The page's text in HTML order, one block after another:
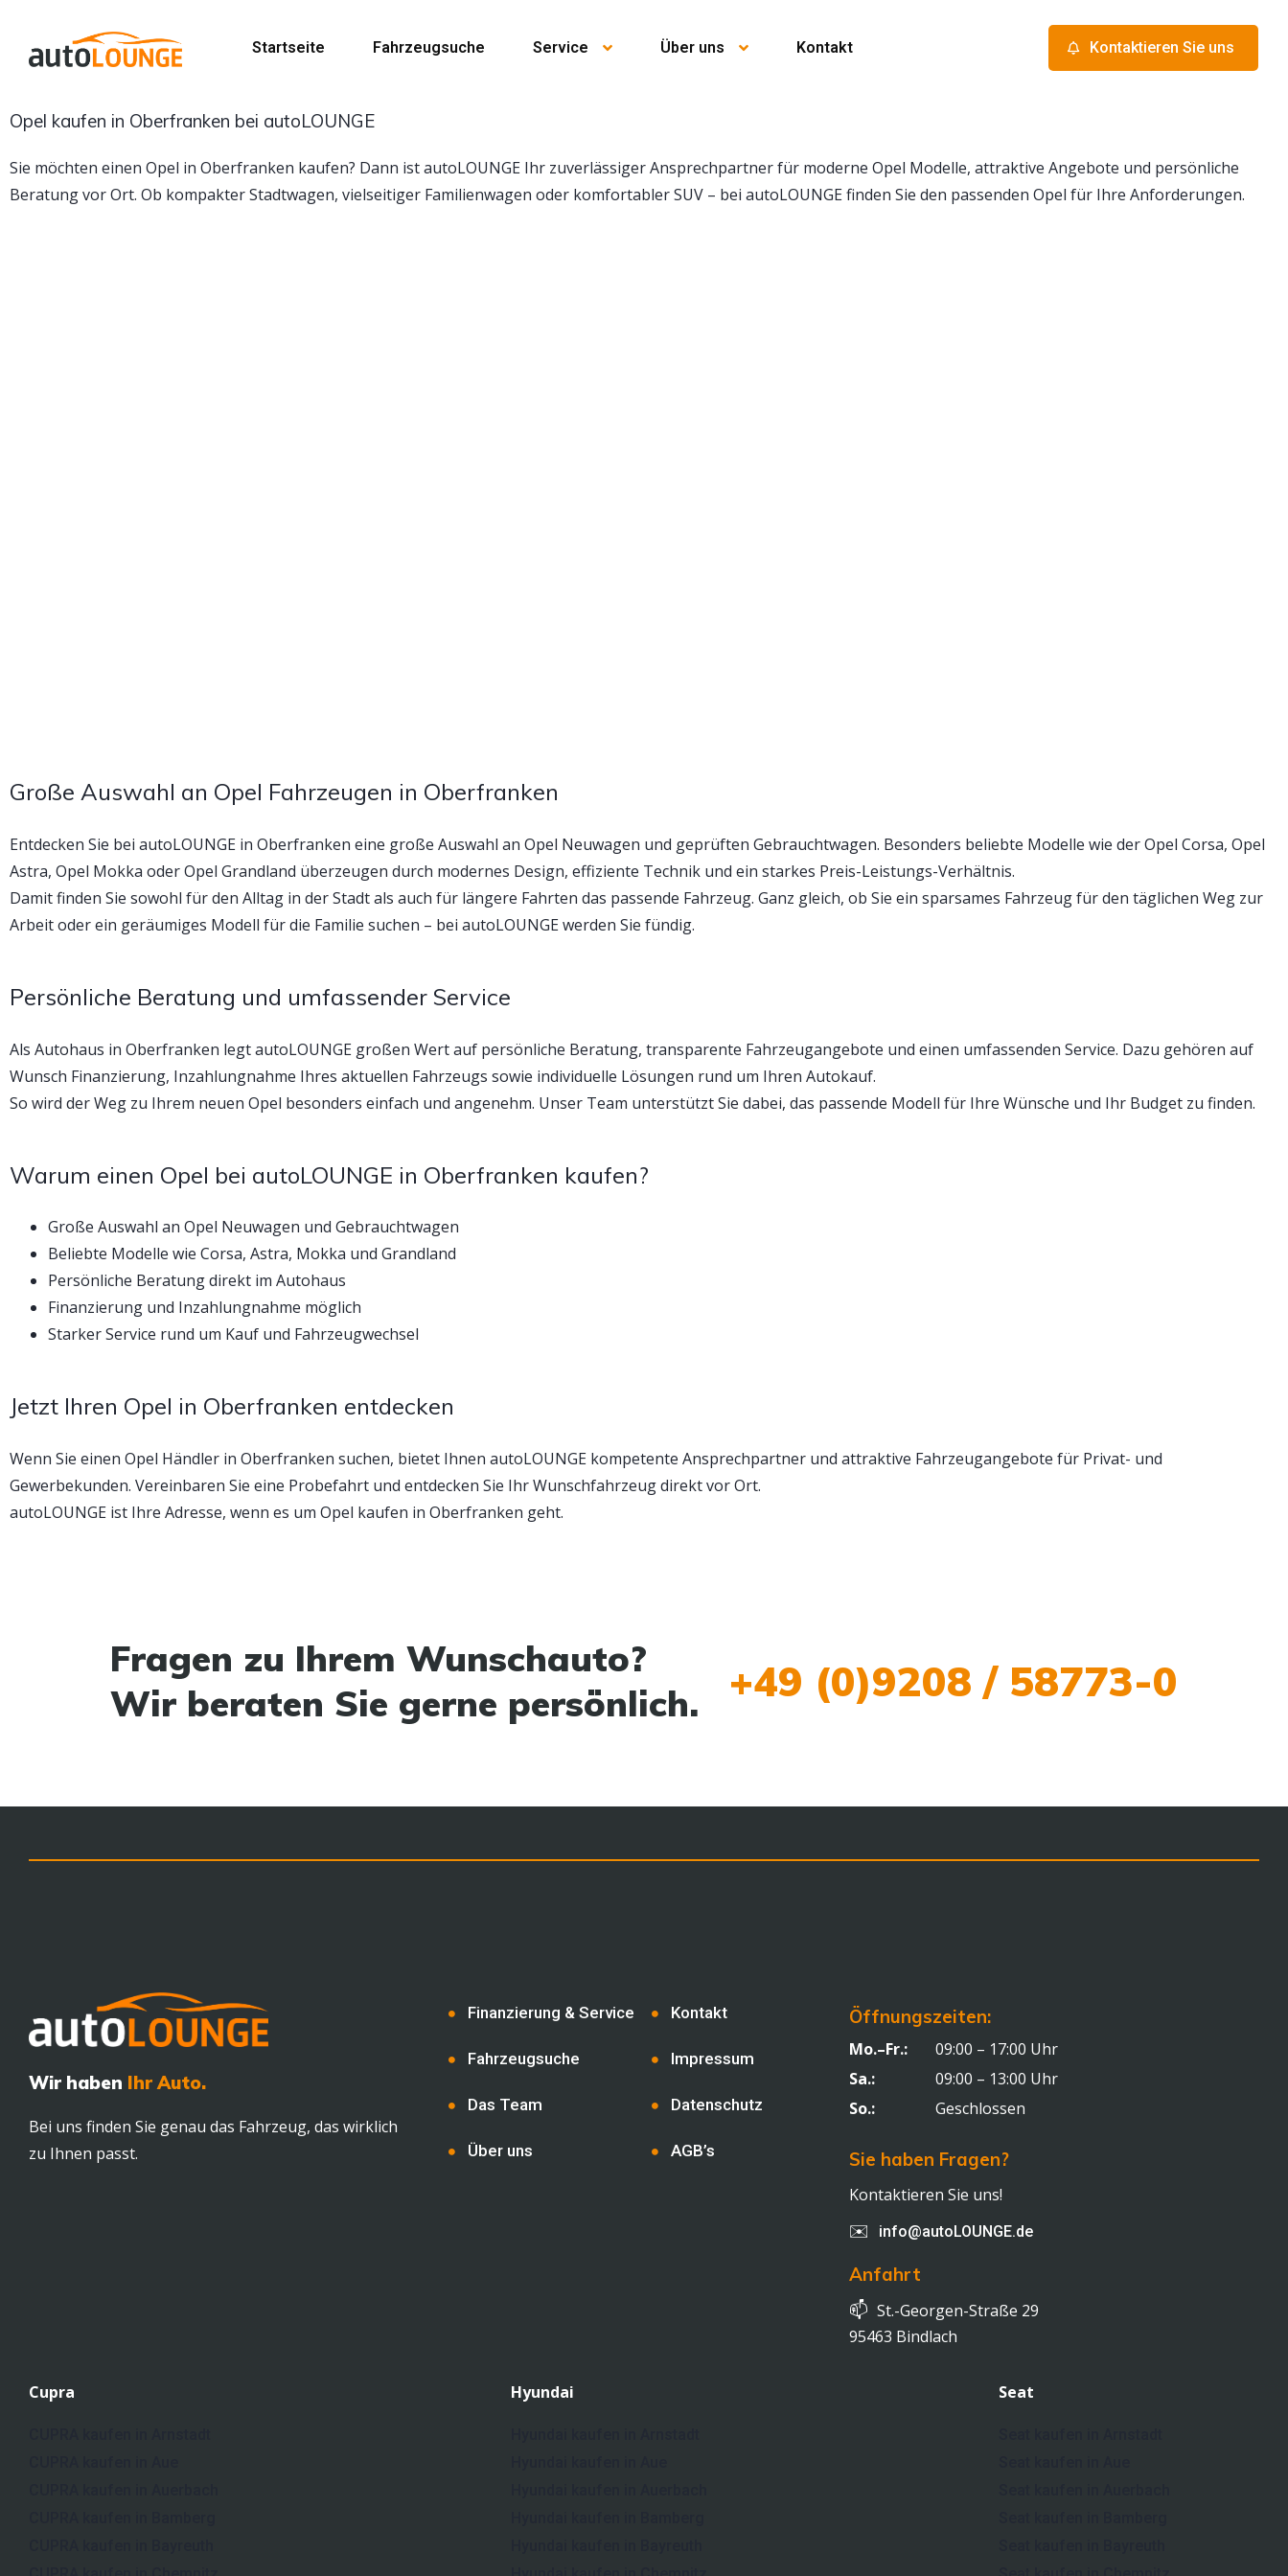
Startseite Fahrzeugsuche Service Über uns Kontakt Kontaktieren Sie uns
Opel kaufen in Oberfranken bei autoLOUNGE
Sie möchten einen Opel in Oberfranken kaufen? Dann ist autoLOUNGE Ihr zuverlässiger Ansprechpartner für moderne Opel Modelle, attraktive Angebote und persönliche
Beratung vor Ort. Ob kompakter Stadtwagen, vielseitiger Familienwagen oder komfortabler SUV – bei autoLOUNGE finden Sie den passenden Opel für Ihre Anforderungen.
Große Auswahl an Opel Fahrzeugen in Oberfranken
Entdecken Sie bei autoLOUNGE in Oberfranken eine große Auswahl an Opel Neuwagen und geprüften Gebrauchtwagen. Besonders beliebte Modelle wie der Opel Corsa, Opel
Astra, Opel Mokka oder Opel Grandland überzeugen durch modernes Design, effiziente Technik und ein starkes Preis-Leistungs-Verhältnis.
Damit finden Sie sowohl für den Alltag in der Stadt als auch für längere Fahrten das passende Fahrzeug. Ganz gleich, ob Sie ein sparsames Fahrzeug für den täglichen Weg zur
Arbeit oder ein geräumiges Modell für die Familie suchen – bei autoLOUNGE werden Sie fündig.
Persönliche Beratung und umfassender Service
Als Autohaus in Oberfranken legt autoLOUNGE großen Wert auf persönliche Beratung, transparente Fahrzeugangebote und einen umfassenden Service. Dazu gehören auf
Wunsch Finanzierung, Inzahlungnahme Ihres aktuellen Fahrzeugs sowie individuelle Lösungen rund um Ihren Autokauf.
So wird der Weg zu Ihrem neuen Opel besonders einfach und angenehm. Unser Team unterstützt Sie dabei, das passende Modell für Ihre Wünsche und Ihr Budget zu finden.
Warum einen Opel bei autoLOUNGE in Oberfranken kaufen?
Große Auswahl an Opel Neuwagen und Gebrauchtwagen
Beliebte Modelle wie Corsa, Astra, Mokka und Grandland
Persönliche Beratung direkt im Autohaus
Finanzierung und Inzahlungnahme möglich
Starker Service rund um Kauf und Fahrzeugwechsel
Jetzt Ihren Opel in Oberfranken entdecken
Wenn Sie einen Opel Händler in Oberfranken suchen, bietet Ihnen autoLOUNGE kompetente Ansprechpartner und attraktive Fahrzeugangebote für Privat- und
Gewerbekunden. Vereinbaren Sie eine Probefahrt und entdecken Sie Ihr Wunschfahrzeug direkt vor Ort.
autoLOUNGE ist Ihre Adresse, wenn es um Opel kaufen in Oberfranken geht.
Fragen zu Ihrem Wunschauto?
Wir beraten Sie gerne persönlich.
+49 (0)9208 / 58773-0
Wir haben Ihr Auto.
Bei uns finden Sie genau das Fahrzeug, das wirklich
zu Ihnen passt.
Finanzierung & Service Kontakt
Fahrzeugsuche Impressum
Das Team Datenschutz
Über uns AGB’s
Öffnungszeiten:
Mo.–Fr.:
09:00 – 17:00 Uhr
Sa.:
09:00 – 13:00 Uhr
So.:
Geschlossen
Sie haben Fragen?
Kontaktieren Sie uns!
✉️ info@autoLOUNGE.de
Anfahrt
📫 St.-Georgen-Straße 29
95463 Bindlach
Cupra Hyundai Seat